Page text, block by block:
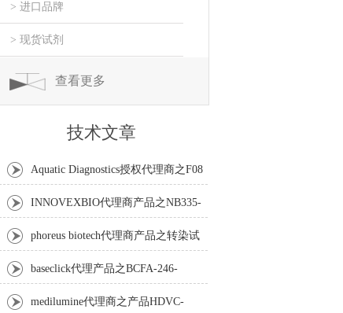
> 进口品牌
> 现货试剂
查看更多
技术文章
Aquatic Diagnostics授权代理商之F08
Anti-Turbot IgM monoclonal antibody
INNOVEXBIO代理商产品之NB335-
60-60ML Fc Receptor Blocker – Azide-Free
phoreus biotech代理商产品之转染试
剂BAPtofect-25 5mg kit
baseclick代理产品之BCFA-246-
5mg，Tri-β-GalNAc-PEG3-Azide
medilumine代理商之产品HDVC-